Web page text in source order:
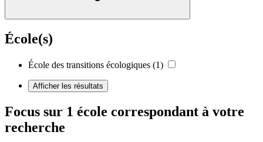
École(s)
École des transitions écologiques (1)
Afficher les résultats
Focus sur 1 école correspondant à votre
recherche